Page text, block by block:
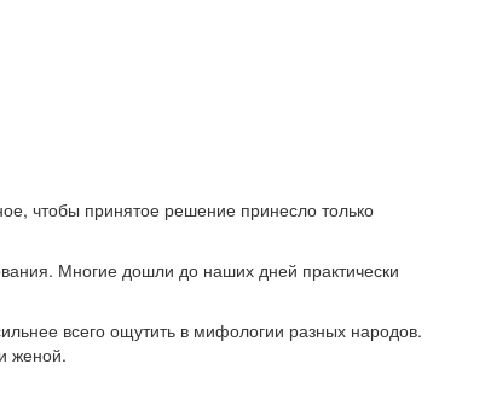
чтобы принятое решение принесло только
Многие дошли до наших дней практически
всего ощутить в мифологии разных народов.
женой.